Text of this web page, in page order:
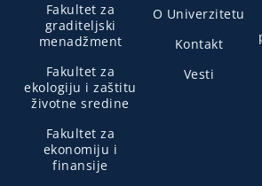
Fakultet za
graditeljski
menadžment
Fakultet za
ekologiju i zaštitu
životne sredine
Fakultet za
ekonomiju i
finansije
O Univerzitetu
Kontakt
Vesti